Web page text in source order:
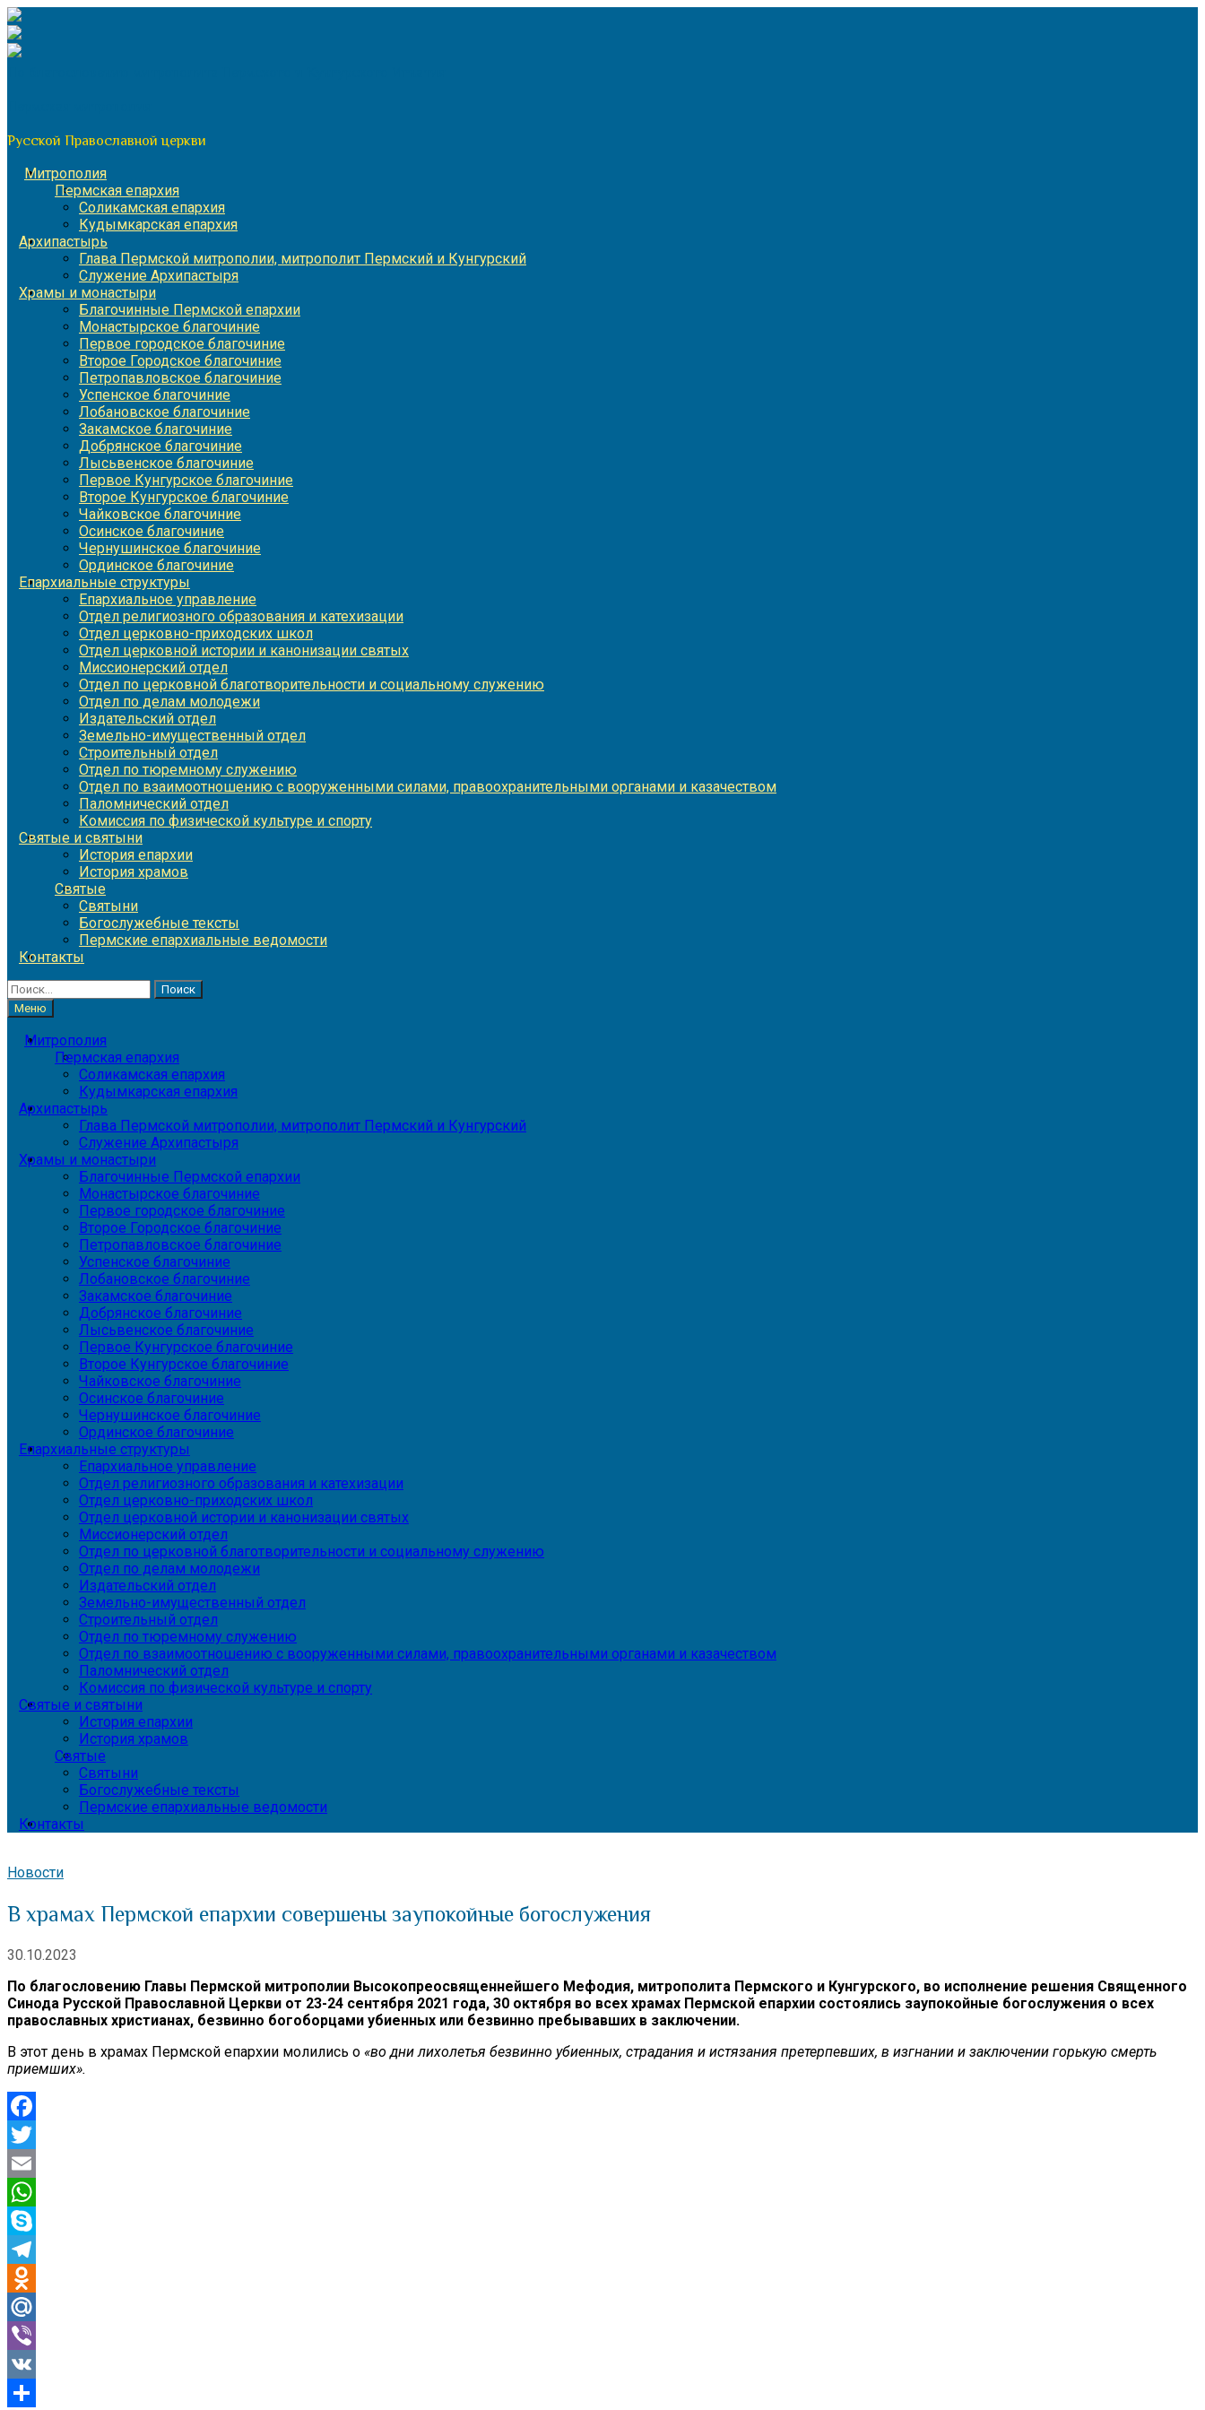
Перейти
к
содержимому
Русской Православной церкви
Митрополия
Пермская епархия
Соликамская епархия
Кудымкарская епархия
Архипастырь
Глава Пермской митрополии, митрополит Пермский и Кунгурский
Служение Архипастыря
Храмы и монастыри
Благочинные Пермской епархии
Монастырское благочиние
Первое городское благочиние
Второе Городское благочиние
Петропавловское благочиние
Успенское благочиние
Лобановское благочиние
Закамское благочиние
Добрянское благочиние
Лысьвенское благочиние
Первое Кунгурское благочиние
Второе Кунгурское благочиние
Чайковское благочиние
Осинское благочиние
Чернушинское благочиние
Ординское благочиние
Епархиальные структуры
Епархиальное управление
Отдел религиозного образования и катехизации
Отдел церковно-приходских школ
Отдел церковной истории и канонизации святых
Миссионерский отдел
Отдел по церковной благотворительности и социальному служению
Отдел по делам молодежи
Издательский отдел
Земельно-имущественный отдел
Строительный отдел
Отдел по тюремному служению
Отдел по взаимоотношению с вооруженными силами, правоохранительными органами и казачеством
Паломнический отдел
Комиссия по физической культуре и спорту
Святые и святыни
История епархии
История храмов
Святые
Святыни
Богослужебные тексты
Пермские епархиальные ведомости
Контакты
Найти:
Меню
Митрополия
Пермская епархия
Соликамская епархия
Кудымкарская епархия
Архипастырь
Глава Пермской митрополии, митрополит Пермский и Кунгурский
Служение Архипастыря
Храмы и монастыри
Благочинные Пермской епархии
Монастырское благочиние
Первое городское благочиние
Второе Городское благочиние
Петропавловское благочиние
Успенское благочиние
Лобановское благочиние
Закамское благочиние
Добрянское благочиние
Лысьвенское благочиние
Первое Кунгурское благочиние
Второе Кунгурское благочиние
Чайковское благочиние
Осинское благочиние
Чернушинское благочиние
Ординское благочиние
Епархиальные структуры
Епархиальное управление
Отдел религиозного образования и катехизации
Отдел церковно-приходских школ
Отдел церковной истории и канонизации святых
Миссионерский отдел
Отдел по церковной благотворительности и социальному служению
Отдел по делам молодежи
Издательский отдел
Земельно-имущественный отдел
Строительный отдел
Отдел по тюремному служению
Отдел по взаимоотношению с вооруженными силами, правоохранительными органами и казачеством
Паломнический отдел
Комиссия по физической культуре и спорту
Святые и святыни
История епархии
История храмов
Святые
Святыни
Богослужебные тексты
Пермские епархиальные ведомости
Контакты
Новости
В храмах Пермской епархии совершены заупокойные богослужения
30.10.2023
По благословению Главы Пермской митрополии Высокопреосвященнейшего Мефодия, митрополита Пермского и Кунгурского, во исполнение решения Священного
Синода Русской Православной Церкви от 23-24 сентября 2021 года, 30 октября во всех храмах Пермской епархии состоялись заупокойные богослужения о всех
православных христианах, безвинно богоборцами убиенных или безвинно пребывавших в заключении.
В этот день в храмах Пермской епархии молились о «во дни лихолетья безвинно убиенных, страдания и истязания претерпевших, в изгнании и заключении горькую смерть
приемших».
Facebook
Twitter
Email
WhatsApp
Skype
Telegram
Odnoklassniki
Mail.Ru
Viber
VK